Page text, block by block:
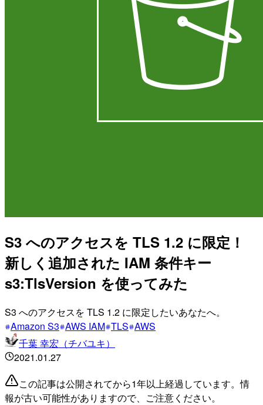
S3 へのアクセスを TLS 1.2 に限定！
新しく追加された IAM 条件キー
s3:TlsVersion を使ってみた
S3 へのアクセスを TLS 1.2 に限定したいあなたへ。
Amazon S3 AWS IAM TLS AWS
千葉 幸宏（チバユキ）
2021.01.27
この記事は公開されてから1年以上経過しています。情
報が古い可能性がありますので、ご注意ください。